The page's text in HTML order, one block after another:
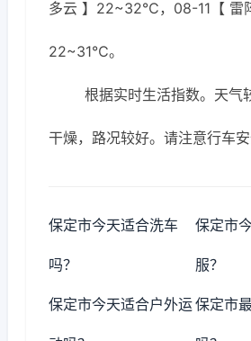
多云 】22~32℃，08-11【 雷
22~31℃。
根据实时生活指数。天气
干燥，路况较好。请注意行车安
保定市今天适合洗车
吗？
保定市
服？
保定市今天适合户外运保定市